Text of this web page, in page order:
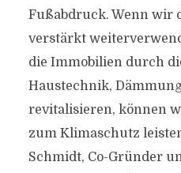
Fußabdruck. Wenn wir
verstärkt
die Immobilien durch
Haustechnik,
revitalisieren, können
zum Klimaschutz
Schmidt, Co-Gründer